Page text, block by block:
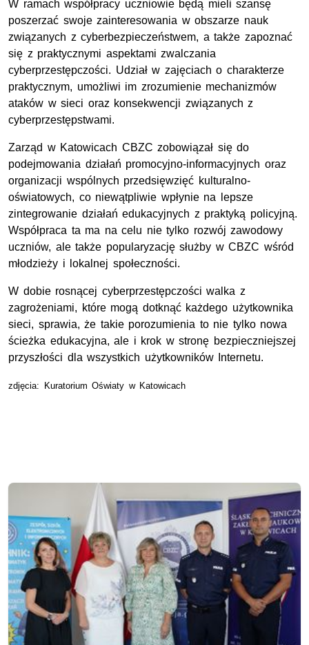
W ramach współpracy uczniowie będą mieli szansę
poszerzać swoje zainteresowania w obszarze nauk
związanych z cyberbezpieczeństwem, a także zapoznać
się z praktycznymi aspektami zwalczania
cyberprzestępczości. Udział w zajęciach o charakterze
praktycznym, umożliwi im zrozumienie mechanizmów
ataków w sieci oraz konsekwencji związanych z
cyberprzestępstwami.
Zarząd w Katowicach CBZC zobowiązał się do
podejmowania działań promocyjno-informacyjnych oraz
organizacji wspólnych przedsięwzięć kulturalno-
oświatowych, co niewątpliwie wpłynie na lepsze
zintegrowanie działań edukacyjnych z praktyką policyjną.
Współpraca ta ma na celu nie tylko rozwój zawodowy
uczniów, ale także popularyzację służby w CBZC wśród
młodzieży i lokalnej społeczności.
W dobie rosnącej cyberprzestępczości walka z
zagrożeniami, które mogą dotknąć każdego użytkownika
sieci, sprawia, że takie porozumienia to nie tylko nowa
ścieżka edukacyjna, ale i krok w stronę bezpieczniejszej
przyszłości dla wszystkich użytkowników Internetu.
zdjęcia: Kuratorium Oświaty w Katowicach